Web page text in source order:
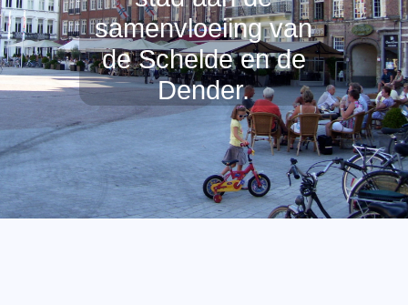
samenvloeiing van
de Schelde en de
Dender.